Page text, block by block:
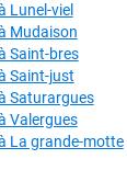
Lunel-viel
Mudaison
Saint-bres
Saint-just
Saturargues
Valergues
La grande-motte